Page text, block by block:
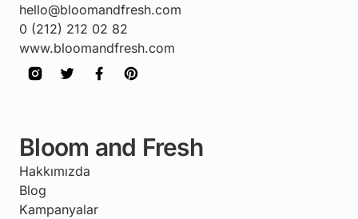
hello@bloomandfresh.com
0 (212) 212 02 82
www.bloomandfresh.com
Bloom and Fresh
Hakkımızda
Blog
Kampanyalar